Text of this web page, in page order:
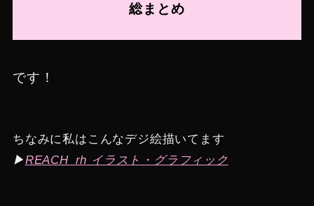
総まとめ
です！
ちなみに私はこんなデジ絵描いてます
▶︎REACH_rh イラスト・グラフィック